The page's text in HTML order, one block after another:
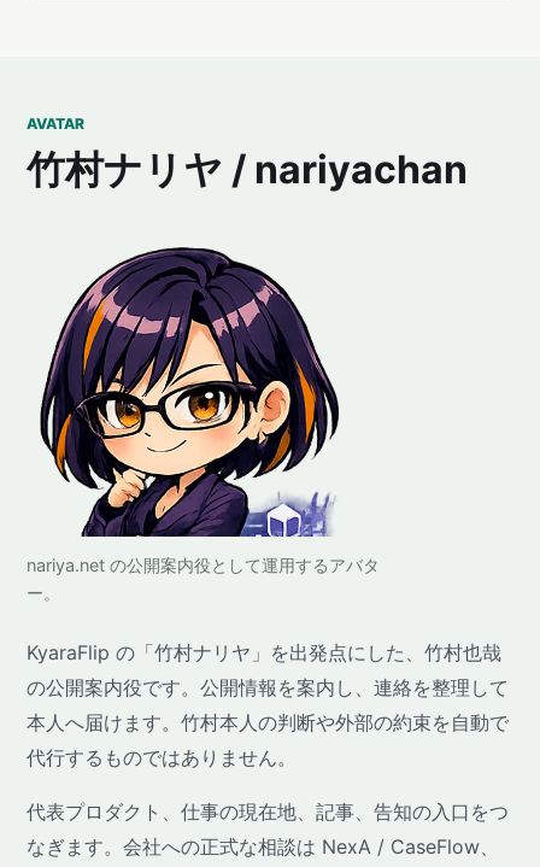
AVATAR
竹村ナリヤ / nariyachan
nariya.net の公開案内役として運用するアバタ
ー。
KyaraFlip の「竹村ナリヤ」を出発点にした、竹村也哉
の公開案内役です。公開情報を案内し、連絡を整理して
本人へ届けます。竹村本人の判断や外部の約束を自動で
代行するものではありません。
代表プロダクト、仕事の現在地、記事、告知の入口をつ
なぎます。会社への正式な相談は NexA / CaseFlow、